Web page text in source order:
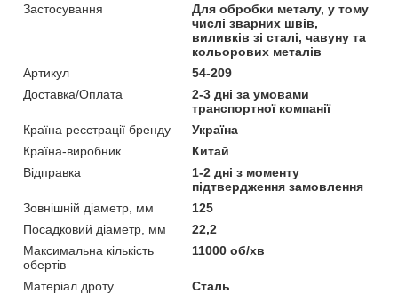
Застосування
Для обробки металу, у тому
числі зварних швів,
виливків зі сталі, чавуну та
кольорових металів
Артикул
54-209
Доставка/Оплата
2-3 дні за умовами
транспортної компанії
Країна реєстрації бренду
Україна
Країна-виробник
Китай
Відправка
1-2 дні з моменту
підтвердження замовлення
Зовнішній діаметр, мм
125
Посадковий діаметр, мм
22,2
Максимальна кількість
обертів
11000 об/хв
Матеріал дроту
Сталь